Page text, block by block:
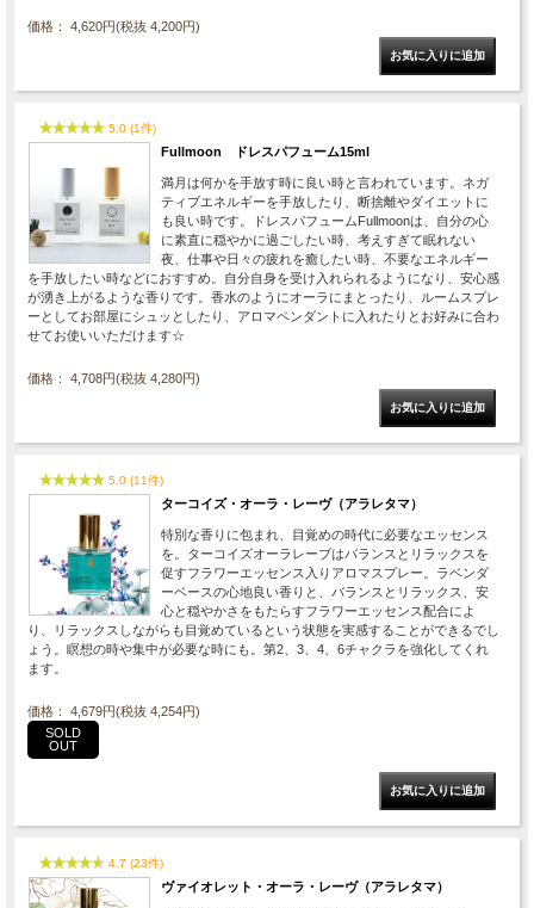
価格： 4,620円(税抜 4,200円)
5.0 (1件)
Fullmoon ドレスパフューム15ml
満月は何かを手放す時に良い時と言われています。ネガ
ティブエネルギーを手放したり、断捨離やダイエットに
も良い時です。ドレスパフュームFullmoonは、自分の心
に素直に穏やかに過ごしたい時、考えすぎて眠れない
夜、仕事や日々の疲れを癒したい時、不要なエネルギー
を手放したい時などにおすすめ。自分自身を受け入れられるようになり、安心感
が湧き上がるような香りです。香水のようにオーラにまとったり、ルームスプレ
ーとしてお部屋にシュッとしたり、アロマペンダントに入れたりとお好みに合わ
せてお使いいただけます☆
価格： 4,708円(税抜 4,280円)
5.0 (11件)
ターコイズ・オーラ・レーヴ（アラレタマ）
特別な香りに包まれ、目覚めの時代に必要なエッセンス
を。ターコイズオーラレーブはバランスとリラックスを
促すフラワーエッセンス入りアロマスプレー。ラベンダ
ーベースの心地良い香りと、バランスとリラックス、安
心と穏やかさをもたらすフラワーエッセンス配合によ
り、リラックスしながらも目覚めているという状態を実感することができるでし
ょう。瞑想の時や集中が必要な時にも。第2、3、4、6チャクラを強化してくれ
ます。
価格： 4,679円(税抜 4,254円)
SOLD
OUT
4.7 (23件)
ヴァイオレット・オーラ・レーヴ（アラレタマ）